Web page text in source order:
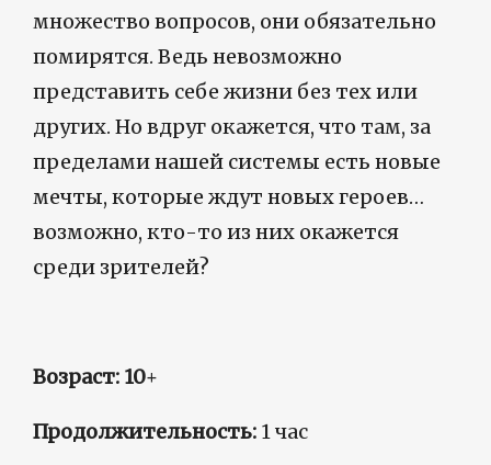
множество вопросов, они обязательно
помирятся. Ведь невозможно
представить себе жизни без тех или
других. Но вдруг окажется, что там, за
пределами нашей системы есть новые
мечты, которые ждут новых героев…
возможно, кто-то из них окажется
среди зрителей?
Возраст: 10+
Продолжительность: 1 час